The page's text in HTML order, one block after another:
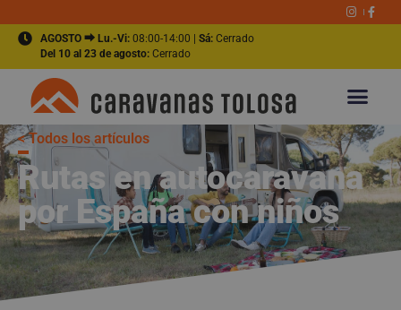
AGOSTO ⮕ Lu.-Vi: 08:00-14:00 | Sá: Cerrado
Del 10 al 23 de agosto: Cerrado
< Todos los artículos
Rutas en autocaravana
por España con niños